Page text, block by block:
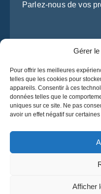
Gérer
Pour offrir les meilleures
telles que les cookies pour
appareils. Consentir à ces
données telles que le
uniques sur ce site. Ne pas
avoir un effet négatif sur
Afficher
© 2025
J’ai lu et j’accepte la
d’OsaBus.